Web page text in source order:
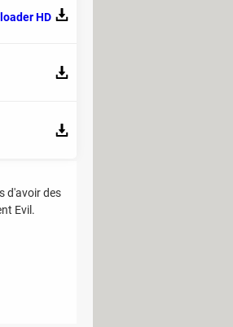
d'avoir des
Evil.
HD